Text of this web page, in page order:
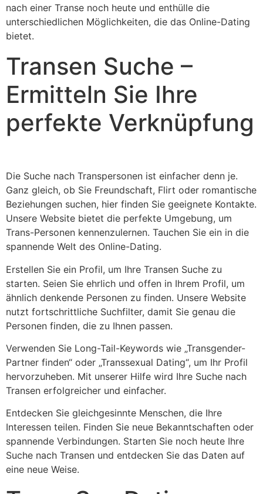
nach einer Transe noch heute und enthülle die
unterschiedlichen Möglichkeiten, die das Online-Dating
bietet.
Transen Suche –
Ermitteln Sie Ihre
perfekte Verknüpfung
Die Suche nach Transpersonen ist einfacher denn je.
Ganz gleich, ob Sie Freundschaft, Flirt oder romantische
Beziehungen suchen, hier finden Sie geeignete Kontakte.
Unsere Website bietet die perfekte Umgebung, um
Trans-Personen kennenzulernen. Tauchen Sie ein in die
spannende Welt des Online-Dating.
Erstellen Sie ein Profil, um Ihre Transen Suche zu
starten. Seien Sie ehrlich und offen in Ihrem Profil, um
ähnlich denkende Personen zu finden. Unsere Website
nutzt fortschrittliche Suchfilter, damit Sie genau die
Personen finden, die zu Ihnen passen.
Verwenden Sie Long-Tail-Keywords wie „Transgender-
Partner finden“ oder „Transsexual Dating“, um Ihr Profil
hervorzuheben. Mit unserer Hilfe wird Ihre Suche nach
Transen erfolgreicher und einfacher.
Entdecken Sie gleichgesinnte Menschen, die Ihre
Interessen teilen. Finden Sie neue Bekanntschaften oder
spannende Verbindungen. Starten Sie noch heute Ihre
Suche nach Transen und entdecken Sie das Daten auf
eine neue Weise.